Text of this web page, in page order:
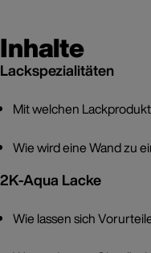
Inhalte
Lackspezialitäten
Mit welchen
Wie wird eine Wand zu
2K-Aqua Lacke
Wie lassen sich